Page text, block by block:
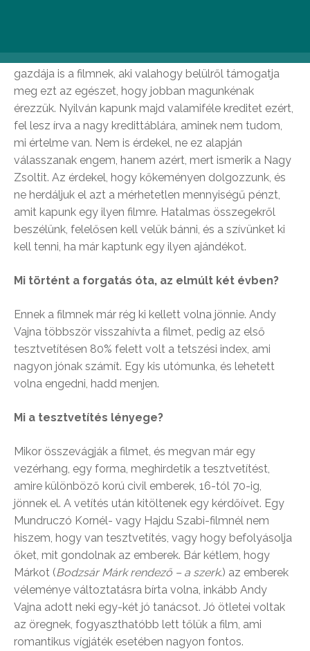
(producer – a szerk.) szerette volna, ha van egy belső
gazdája is a filmnek, aki valahogy belülről támogatja
meg ezt az egészet, hogy jobban magunkénak
érezzük. Nyilván kapunk majd valamiféle kreditet ezért,
fel lesz írva a nagy kredittáblára, aminek nem tudom,
mi értelme van. Nem is érdekel, ne ez alapján
válasszanak engem, hanem azért, mert ismerik a Nagy
Zsoltit. Az érdekel, hogy kőkeményen dolgozzunk, és
ne herdáljuk el azt a mérhetetlen mennyiségű pénzt,
amit kapunk egy ilyen filmre. Hatalmas összegekről
beszélünk, felelősen kell velük bánni, és a szívünket ki
kell tenni, ha már kaptunk egy ilyen ajándékot.
Mi történt a forgatás óta, az elmúlt két évben?
Ennek a filmnek már rég ki kellett volna jönnie. Andy
Vajna többször visszahívta a filmet, pedig az első
tesztvetítésen 80% felett volt a tetszési index, ami
nagyon jónak számít. Egy kis utómunka, és lehetett
volna engedni, hadd menjen.
Mi a tesztvetítés lényege?
Mikor összevágják a filmet, és megvan már egy
vezérhang, egy forma, meghirdetik a tesztvetítést,
amire különböző korú civil emberek, 16-tól 70-ig,
jönnek el. A vetítés után kitöltenek egy kérdőívet. Egy
Mundruczó Kornél- vagy Hajdu Szabi-filmnél nem
hiszem, hogy van tesztvetítés, vagy hogy befolyásolja
őket, mit gondolnak az emberek. Bár kétlem, hogy
Márkot (Bodzsár Márk rendező – a szerk.) az emberek
véleménye változtatásra bírta volna, inkább Andy
Vajna adott neki egy-két jó tanácsot. Jó ötletei voltak
az öregnek, fogyaszthatóbb lett tőlük a film, ami
romantikus vígjáték esetében nagyon fontos.